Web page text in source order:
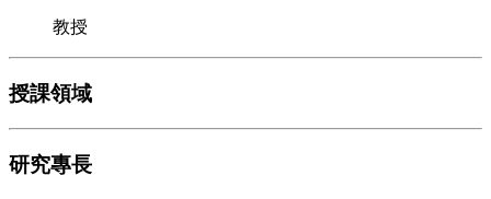
教授
授課領域
研究專長